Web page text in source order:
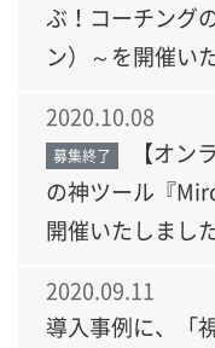
ぶ！コーチング
ン）～を開催い
2020.10.08
募集終了
【オ
の神ツール『
開催いたしまし
2020.09.11
導入事例に、「